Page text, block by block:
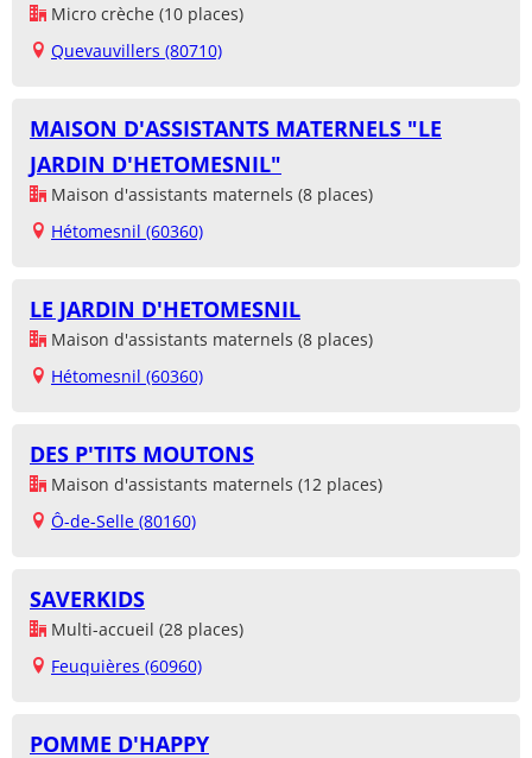
Micro crèche (10 places)
Quevauvillers (80710)
MAISON D'ASSISTANTS MATERNELS "LE
JARDIN D'HETOMESNIL"
Maison d'assistants maternels (8 places)
Hétomesnil (60360)
LE JARDIN D'HETOMESNIL
Maison d'assistants maternels (8 places)
Hétomesnil (60360)
DES P'TITS MOUTONS
Maison d'assistants maternels (12 places)
Ô-de-Selle (80160)
SAVERKIDS
Multi-accueil (28 places)
Feuquières (60960)
POMME D'HAPPY